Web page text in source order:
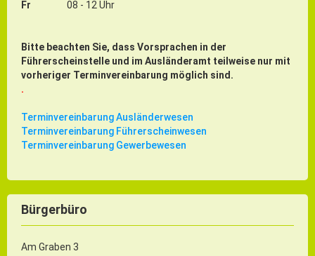
Fr
08 - 12 Uhr
Bitte beachten Sie, dass Vorsprachen in der
Führerscheinstelle und im Ausländeramt teilweise nur mit
vorheriger Terminvereinbarung möglich sind.
.
Terminvereinbarung Ausländerwesen
Terminvereinbarung Führerscheinwesen
Terminvereinbarung Gewerbewesen
Bürgerbüro
Am Graben 3